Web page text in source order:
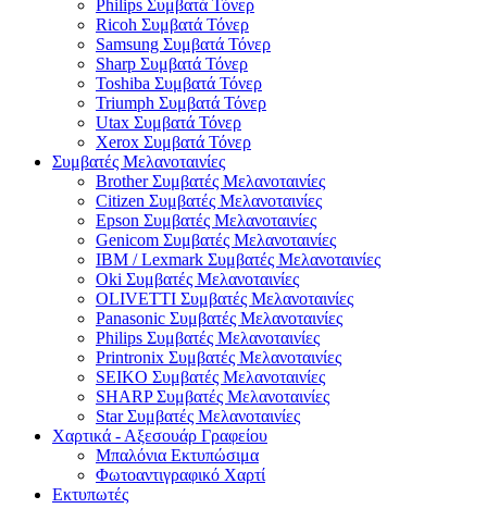
Philips Συμβατά Τόνερ
Ricoh Συμβατά Τόνερ
Samsung Συμβατά Τόνερ
Sharp Συμβατά Τόνερ
Toshiba Συμβατά Τόνερ
Triumph Συμβατά Τόνερ
Utax Συμβατά Τόνερ
Xerox Συμβατά Τόνερ
Συμβατές Μελανοταινίες
Brother Συμβατές Μελανοταινίες
Citizen Συμβατές Μελανοταινίες
Epson Συμβατές Μελανοταινίες
Genicom Συμβατές Μελανοταινίες
IBM / Lexmark Συμβατές Μελανοταινίες
Oki Συμβατές Μελανοταινίες
OLIVETTI Συμβατές Μελανοταινίες
Panasonic Συμβατές Μελανοταινίες
Philips Συμβατές Μελανοταινίες
Printronix Συμβατές Μελανοταινίες
SEIKO Συμβατές Μελανοταινίες
SHARP Συμβατές Μελανοταινίες
Star Συμβατές Μελανοταινίες
Χαρτικά - Αξεσουάρ Γραφείου
Μπαλόνια Εκτυπώσιμα
Φωτοαντιγραφικό Χαρτί
Εκτυπωτές